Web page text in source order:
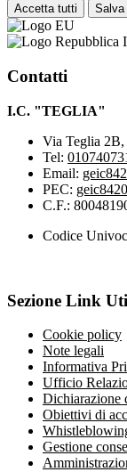
Accetta tutti Salva
Contatti
I.C. "TEGLIA"
Via Teglia
Tel:
Email:
PEC:
C.F.:
Codice
Sezione Link
Cookie policy
Note legali
Informativa
Ufficio
Dichiarazione
Obiettivi di
Gestione